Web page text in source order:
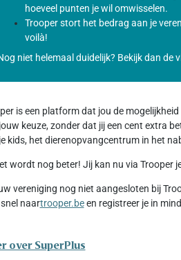
hoeveel punten je wil omwisselen.
Trooper stort het bedrag aan je
voilà!
niet helemaal duidelijk? Bekijk dan de
is een platform dat jou de
keuze, zonder dat jij een cent extra
kids, het dierenopvangcentrum in het
wordt nog beter! Jij kan nu via Trooper
vereniging nog niet aangesloten bij
naartrooper.been registreer je in
over SuperPlus